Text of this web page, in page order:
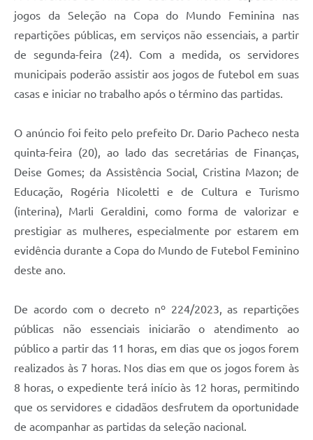
Associação dos Servidores Públicos Municipais de
Audiências Públicas
Arquivos para Download
Galeria de Vídeos
Contas Públicas
Legislação
Links Úteis
Serviços Online
jogos da Seleção na Copa do Mundo Feminina nas
repartições públicas, em serviços não essenciais, a partir
de segunda-feira (24). Com a medida, os servidores
municipais poderão assistir aos jogos de futebol em suas
casas e iniciar no trabalho após o término das partidas.
O anúncio foi feito pelo prefeito Dr. Dario Pacheco nesta
quinta-feira (20), ao lado das secretárias de Finanças,
Deise Gomes; da Assistência Social, Cristina Mazon; de
Educação, Rogéria Nicoletti e de Cultura e Turismo
(interina), Marli Geraldini, como forma de valorizar e
prestigiar as mulheres, especialmente por estarem em
evidência durante a Copa do Mundo de Futebol Feminino
deste ano.
De acordo com o decreto nº 224/2023, as repartições
públicas não essenciais iniciarão o atendimento ao
público a partir das 11 horas, em dias que os jogos forem
realizados às 7 horas. Nos dias em que os jogos forem às
8 horas, o expediente terá início às 12 horas, permitindo
que os servidores e cidadãos desfrutem da oportunidade
de acompanhar as partidas da seleção nacional.